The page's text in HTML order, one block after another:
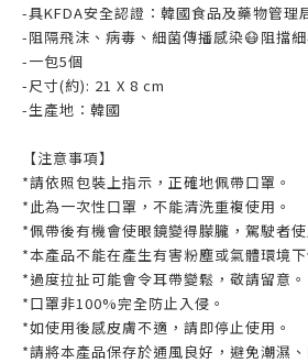
-具KFDA安全認證：韓國食品及藥物管理
-阻隔飛沫、病毒、細菌傳播感染😷阻擋
-一包5個
-尺寸(約): 21 X 8 cm
-生產地：韓國
【注意事項】
*請依照包裝上指示，正確地佩帶口罩。
*此為一次性口罩，不能清洗重複使用。
*佩帶後有機會使眼鏡變得朦朧，駕駛者使
*本產品不能在產生有害粉塵或氣體環境下
*過度拉扯可能會令耳帶變鬆，敬請留意。
*口罩非100%完全防止入侵。
*如使用後感皮膚不適，請即停止使用。
*請將本產品保存於通風良好，避免潮濕